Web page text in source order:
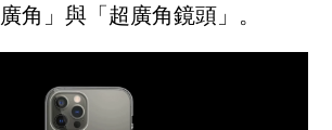
角」與「超廣角鏡頭」。